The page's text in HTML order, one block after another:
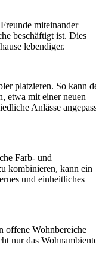
miteinander
beschäftigt ist. Dies
lebendiger.
platzieren. So kann
etwa mit einer neuen
Anlässe
Farb- und
kombinieren, kann ein
und einheitliches
offene Wohnbereiche
nur das